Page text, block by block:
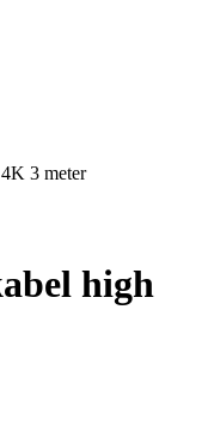
3 meter
high